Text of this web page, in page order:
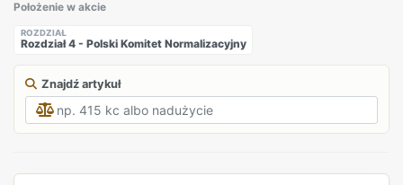
Położenie w akcie
ROZDZIAŁ
Rozdział 4 - Polski Komitet Normalizacyjny
Znajdź artykuł